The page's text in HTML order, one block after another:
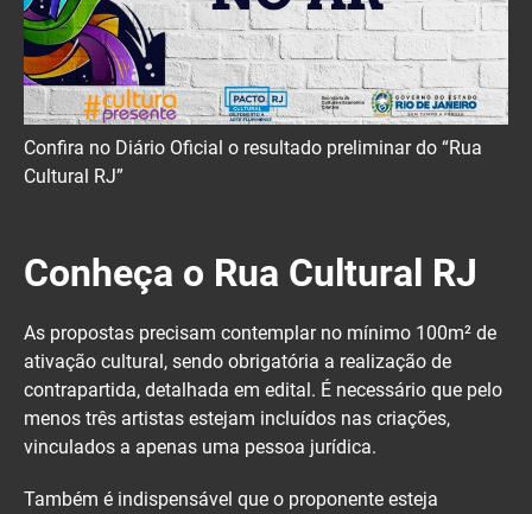
Confira no Diário Oficial o resultado preliminar do “Rua
Cultural RJ”
Conheça o Rua Cultural RJ
As propostas precisam contemplar no mínimo 100m² de
ativação cultural, sendo obrigatória a realização de
contrapartida, detalhada em edital. É necessário que pelo
menos três artistas estejam incluídos nas criações,
vinculados a apenas uma pessoa jurídica.
Também é indispensável que o proponente esteja